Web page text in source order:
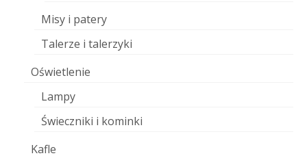
Misy i patery
Talerze i talerzyki
Oświetlenie
Lampy
Świeczniki i kominki
Kafle